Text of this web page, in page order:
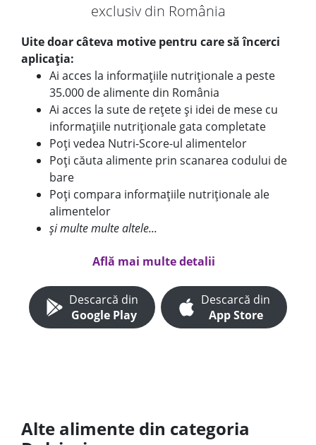
exclusiv din România
Uite doar câteva motive pentru care să încerci
aplicația:
Ai acces la informațiile nutriționale a peste
35.000 de alimente din România
Ai acces la sute de rețete și idei de mese cu
informațiile nutriționale gata completate
Poți vedea Nutri-Score-ul alimentelor
Poți căuta alimente prin scanarea codului de
bare
Poți compara informațiile nutriționale ale
alimentelor
și multe multe altele...
Află mai multe detalii
Descarcă din
Google Play
Descarcă din
App Store
Alte alimente din categoria